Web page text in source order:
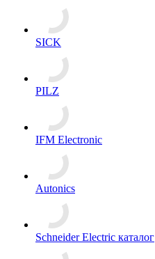
SICK
PILZ
IFM Electronic
Autonics
Schneider Electric каталог